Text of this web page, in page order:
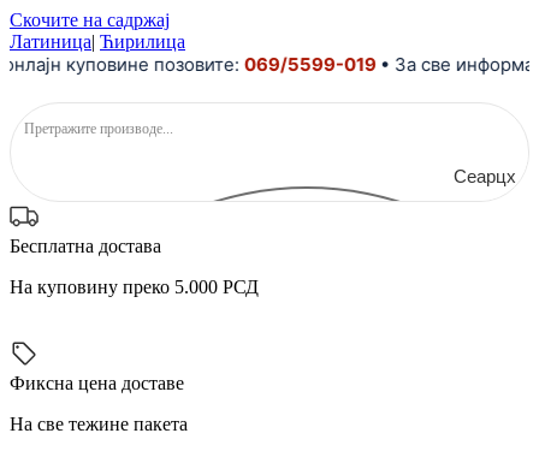
Скочите на садржај
Латиница| Ћирилица
куповине позовите:069/5599-019• За све
Сеарцх
Бесплатна достава
На куповину преко 5.000 РСД
Фиксна цена доставе
На све тежине пакета